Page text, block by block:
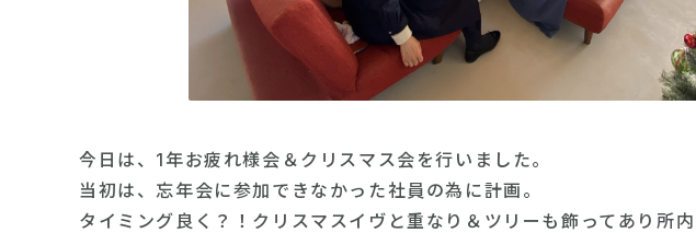
今日は、1年お疲れ様会＆クリスマス会を行いました。
当初は、忘年会に参加できなかった社員の為に計画。
タイミング良く？！クリスマスイヴと重なり＆ツリーも飾ってあり所